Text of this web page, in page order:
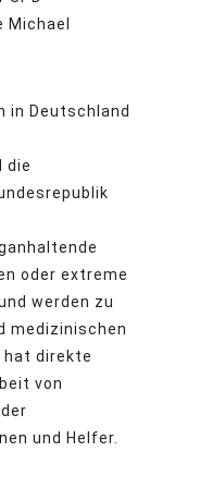
in Deutschland
die
oder extreme
werden zu
medizinischen
hat direkte
von
und Helfer.